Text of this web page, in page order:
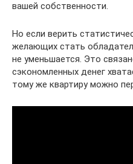
вашей собственности.
Но если верить
желающих стать
не уменьшается. Это
сэкономленных денег
тому же квартиру можно